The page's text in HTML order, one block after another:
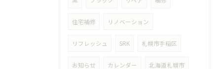
住宅補修 リノベーション
リフレッシュ SRK 札幌市手稲区
お知らせ カレンダー 北海道札幌市